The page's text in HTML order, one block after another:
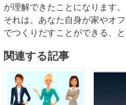
が理解できたことになります。
それは、あなた自身が家やオ
でつくりだすことができる、と
関連する記事